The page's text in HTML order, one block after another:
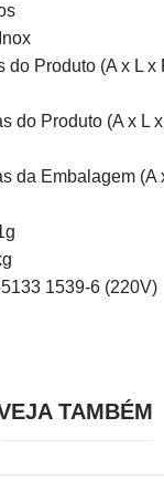
do Produto (A x L x
do Produto (A x L
da Embalagem (A
1539-6 (220V)
TAMBÉM